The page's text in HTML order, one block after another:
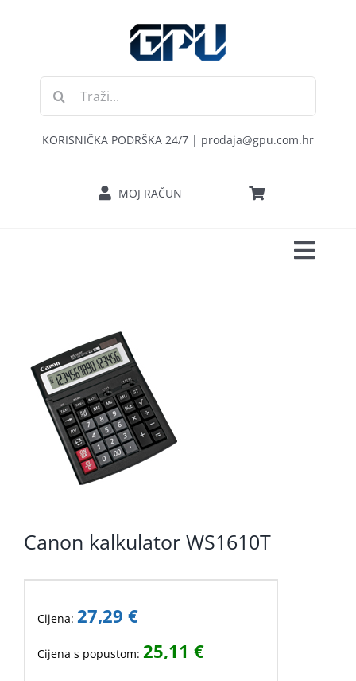
Traži...
KORISNIČKA PODRŠKA 24/7 | prodaja@gpu.com.hr
MOJ RAČUN
KOMPONENTE
PERIFERIJA
KABELI I KONEKTORI
MREŽNA OPREMA
POTROŠNI
POTROŠAČKA ELEKTRONIKA
OSTALO
Canon kalkulator WS1610T
Cijena: 27,29 €
Cijena s popustom: 25,11 €